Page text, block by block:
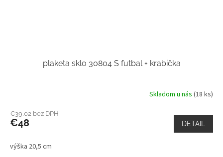
plaketa sklo 30804 S futbal + krabička
Skladom u nás (18 ks)
€39,02 bez DPH
€48 DETAIL
výška 20,5 cm